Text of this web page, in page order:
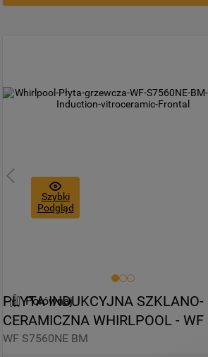
Szybki
Podgląd
Porównaj
PŁYTA INDUKCYJNA SZKLANO-
CERAMICZNA WHIRLPOOL - WF
S7560NE BM
WF S7560NE BM